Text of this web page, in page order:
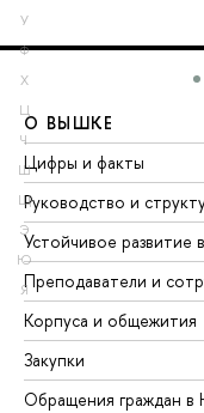
У
Ф
Х
Ц
Ч
Ш
Щ
Э
Ю
Я
О ВЫШКЕ
Цифры и факты
Руководство и
Устойчивое
Преподаватели и
Корпуса и общежития
Закупки
Обращения граждан